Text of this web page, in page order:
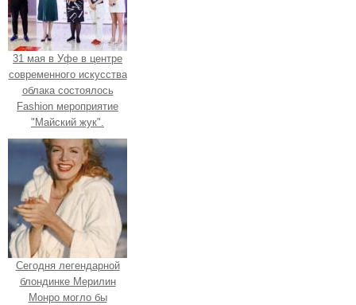
31 мая в Уфе в центре
современного искусства
облака состоялось
Fashion мероприятие
"Майский жук".
Сегодня легендарной
блондинке Мерилин
Монро могло бы